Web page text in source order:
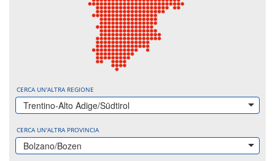
CERCA UN'ALTRA REGIONE
Trentino-Alto Adige/Südtirol
CERCA UN'ALTRA PROVINCIA
Bolzano/Bozen